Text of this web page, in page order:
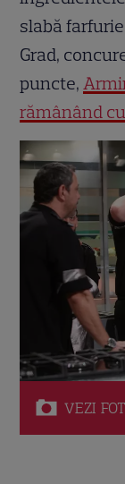
slabă
Grad,
puncte,
rămânând
VEZI